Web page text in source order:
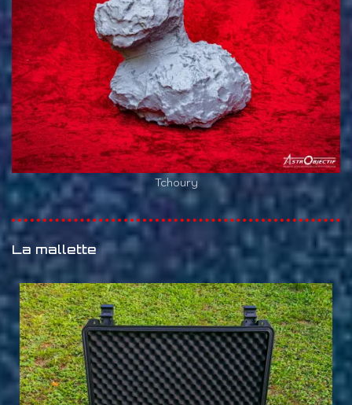
Tchoury
La mallette